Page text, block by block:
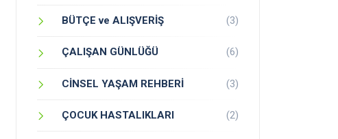
BÜTÇE ve ALIŞVERİŞ (3)
ÇALIŞAN GÜNLÜĞÜ (6)
CİNSEL YAŞAM REHBERİ (3)
ÇOCUK HASTALIKLARI (2)